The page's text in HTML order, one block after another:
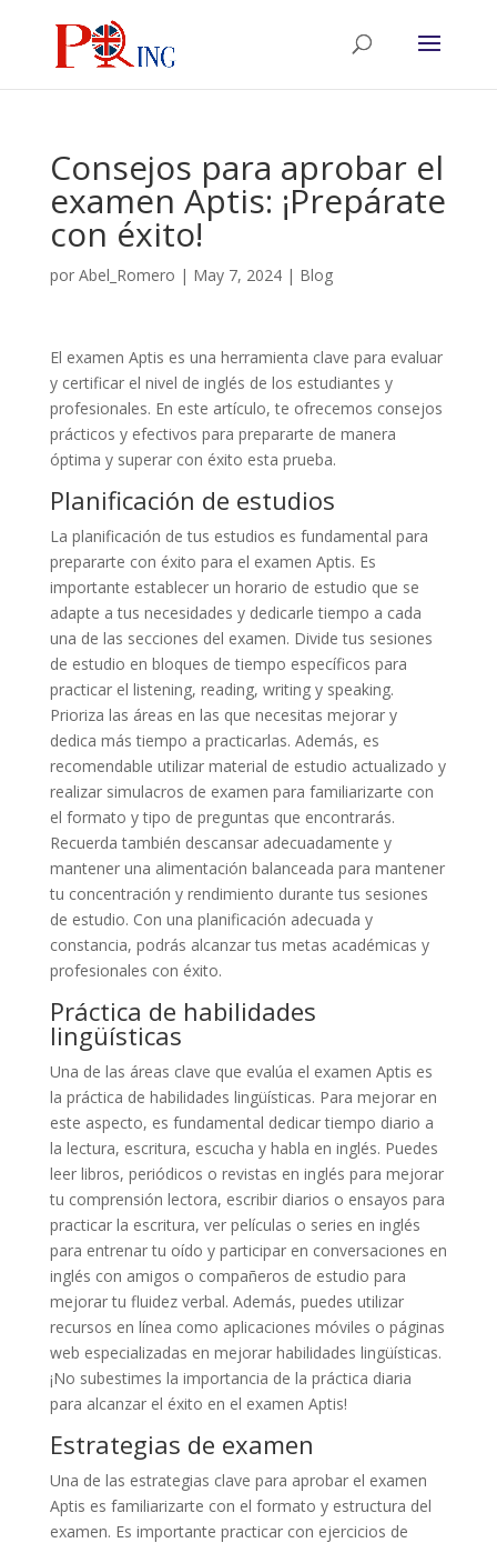
Consejos para aprobar el
examen Aptis: ¡Prepárate
con éxito!
por Abel_Romero | May 7, 2024| Blog
El examen Aptis es una herramienta clave para evaluar
y certificar el nivel de inglés de los estudiantes y
profesionales. En este artículo, te ofrecemos consejos
prácticos y efectivos para prepararte de manera
óptima y superar con éxito esta prueba.
Planificación de estudios
La planificación de tus estudios es fundamental para
prepararte con éxito para el examen Aptis. Es
importante establecer un horario de estudio que se
adapte a tus necesidades y dedicarle tiempo a cada
una de las secciones del examen. Divide tus sesiones
de estudio en bloques de tiempo específicos para
practicar el listening, reading, writing y speaking.
Prioriza las áreas en las que necesitas mejorar y
dedica más tiempo a practicarlas. Además, es
recomendable utilizar material de estudio actualizado y
realizar simulacros de examen para familiarizarte con
el formato y tipo de preguntas que encontrarás.
Recuerda también descansar adecuadamente y
mantener una alimentación balanceada para mantener
tu concentración y rendimiento durante tus sesiones
de estudio. Con una planificación adecuada y
constancia, podrás alcanzar tus metas académicas y
profesionales con éxito.
Práctica de habilidades
lingüísticas
Una de las áreas clave que evalúa el examen Aptis es
la práctica de habilidades lingüísticas. Para mejorar en
este aspecto, es fundamental dedicar tiempo diario a
la lectura, escritura, escucha y habla en inglés. Puedes
leer libros, periódicos o revistas en inglés para mejorar
tu comprensión lectora, escribir diarios o ensayos para
practicar la escritura, ver películas o series en inglés
para entrenar tu oído y participar en conversaciones en
inglés con amigos o compañeros de estudio para
mejorar tu fluidez verbal. Además, puedes utilizar
recursos en línea como aplicaciones móviles o páginas
web especializadas en mejorar habilidades lingüísticas.
¡No subestimes la importancia de la práctica diaria
para alcanzar el éxito en el examen Aptis!
Estrategias de examen
Una de las estrategias clave para aprobar el examen
Aptis es familiarizarte con el formato y estructura del
examen. Es importante practicar con ejercicios de